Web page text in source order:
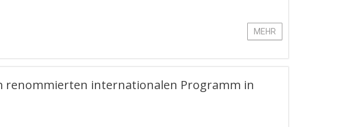
MEHR
renommierten internationalen Programm in